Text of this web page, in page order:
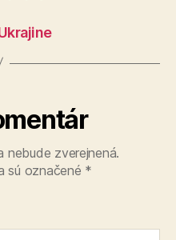
nebude zverejnená.
sú označené *